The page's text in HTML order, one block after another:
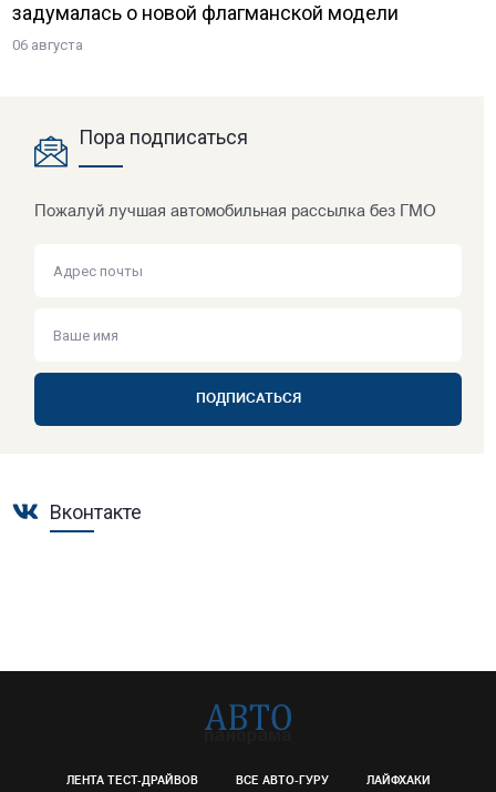
задумалась о новой флагманской модели
06 августа
Пора подписаться
Пожалуй лучшая автомобильная рассылка без ГМО
ПОДПИСАТЬСЯ
Вконтакте
ЛЕНТА ТЕСТ-ДРАЙВОВ ВСЕ АВТО-ГУРУ ЛАЙФХАКИ